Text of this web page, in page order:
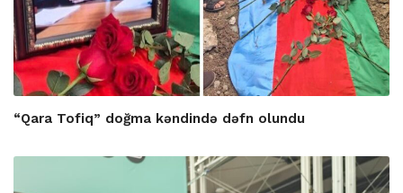
“Qara Tofiq” doğma kəndində dəfn olundu